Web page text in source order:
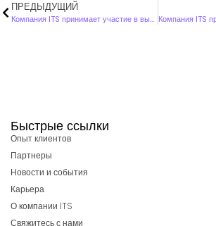
ПРЕДЫДУЩИЙ
Компания ITS принимает участие в выставке GMSA 2010 Mobile World Congress
Быстрые ссылки
Опыт клиентов
Партнеры
Новости и события
Карьера
О компании ITS
Свяжитесь с нами